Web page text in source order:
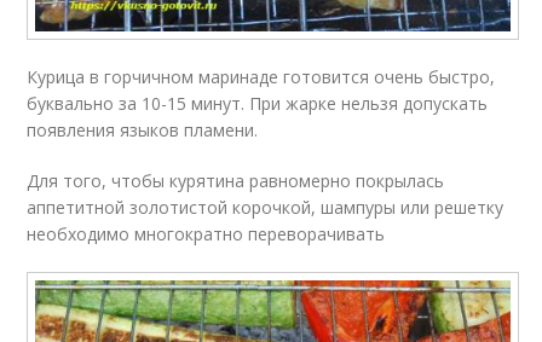
Курица в горчичном маринаде готовится очень быстро,
буквально за 10-15 минут. При жарке нельзя допускать
появления языков пламени.
Для того, чтобы курятина равномерно покрылась
аппетитной золотистой корочкой, шампуры или решетку
необходимо многократно переворачивать